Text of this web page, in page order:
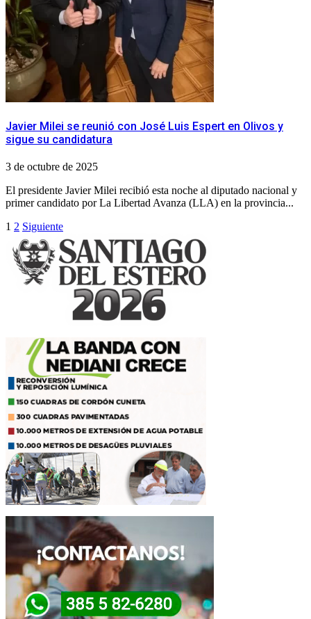
Javier Milei se reunió con José Luis Espert en Olivos y
sigue su candidatura
3 de octubre de 2025
El presidente Javier Milei recibió esta noche al diputado nacional y
primer candidato por La Libertad Avanza (LLA) en la provincia...
Paginación
de
entradas
1 2 Siguiente